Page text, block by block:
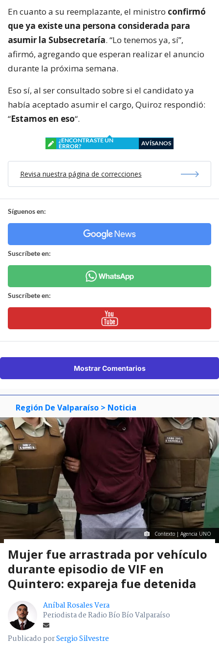
En cuanto a su reemplazante, el ministro confirmó
que ya existe una persona considerada para
asumir la Subsecretaría. “Lo tenemos ya, sí”,
afirmó, agregando que esperan realizar el anuncio
durante la próxima semana.
Eso sí, al ser consultado sobre si el candidato ya
había aceptado asumir el cargo, Quiroz respondió:
“Estamos en eso“.
¿ENCONTRASTE UN
ERROR?
AVÍSANOS
Revisa nuestra página de correcciones
Síguenos en:
Suscríbete en:
Suscríbete en:
Mostrar Comentarios
Región De Valparaíso > Noticia
Contexto | Agencia UNO
Mujer fue arrastrada por vehículo
durante episodio de VIF en
Quintero: expareja fue detenida
Aníbal Rosales Vera
Periodista de Radio Bío Bío Valparaíso
Publicado porSergio Silvestre